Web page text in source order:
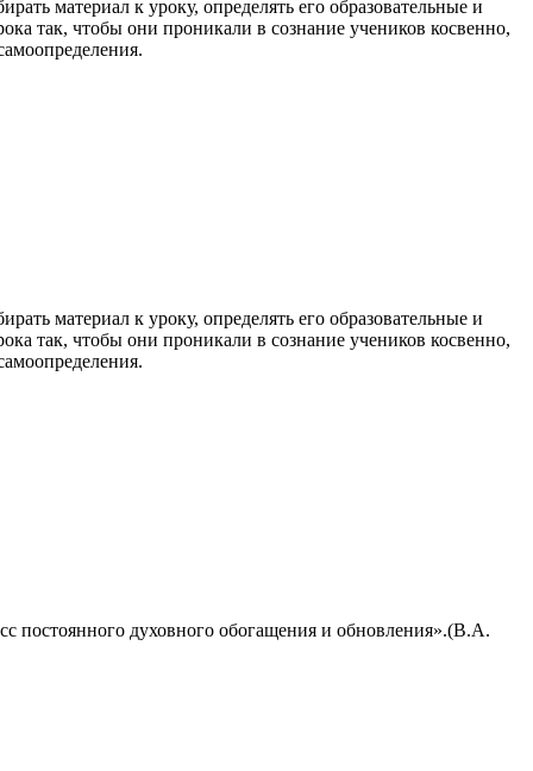
материал к уроку, определять его образовательные и
так, чтобы они проникали в сознание учеников косвенно,
материал к уроку, определять его образовательные и
так, чтобы они проникали в сознание учеников косвенно,
постоянного духовного обогащения и обновления».(В.А.